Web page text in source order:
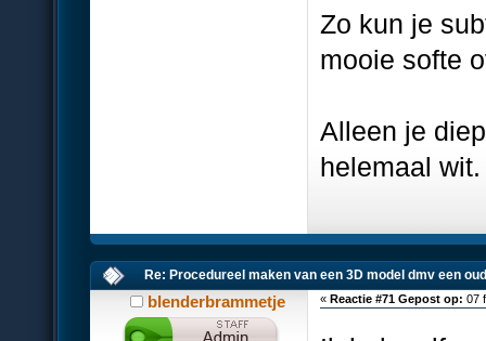
Zo kun je
mooie softe
Alleen je
helemaal
Re: Procedureel maken van een 3D model dmv een
blenderbrammetje «Reactie #71 Gepost op: 07